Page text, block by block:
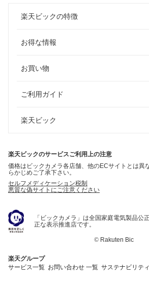
楽天ビックの特徴
お得な情報
お買い物
ご利用ガイド
楽天ビック
楽天ビックのサービスご利用上の注意
価格はビックカメラ各店舗、他のECサイトとは異
らかじめご了承下さい。
セルフメディケーション税制
悪質な偽サイトにご注意ください
「ビックカメラ」は全国家庭電気製品公
正な表示推進店です。
© Rakuten Bic
楽天グループ
サービス一覧 お問い合わせ 一覧 サステナビリティ